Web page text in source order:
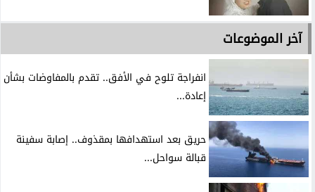
آخر الموضوعات
انفراجة تلوح في الأفق.. تقدم بالمفاوضات بشأن
إعادة...
حريق بعد استهدافها بمقذوف.. إصابة سفينة
قبالة سواحل...